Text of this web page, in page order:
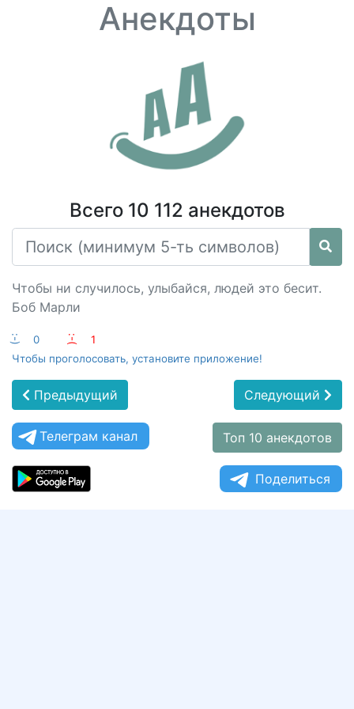
Анекдоты
Всего 10 112 анекдотов
Чтобы ни случилось, улыбайся, людей это бесит.
Боб Марли
:-) 0 :-(
1
Чтобы проголосовать, установите приложение!
Предыдущий Следующий
Телеграм канал Топ 10 анекдотов
Поделиться